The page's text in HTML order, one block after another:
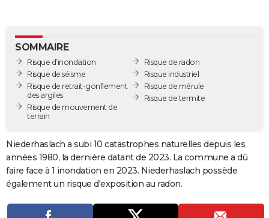
GUIDES D'ACHAT
BONS PLANS
CARTE DE VOEUX
Carte de Noël
Carte Bonne année
Carte Saint-Valentin
Carte Pâques
Carte d'anniversaire
DICTIONNAIRE
COPAINS D'AVANT
S'inscrire
Se connecter
Lycées
Collèges
Primaires
Universités
Entreprises
Service militaire
Avis de recherche
AVIS DE DÉCÈS
SOMMAIRE
Risque d’inondation
Risque de séisme
Risque de retrait-gonflement
des argiles
Risque de mouvement de
terrain
Risque de radon
Risque industriel
Risque de mérule
Risque de termite
Niederhaslach a subi 10 catastrophes naturelles depuis les
années 1980, la dernière datant de 2023. La commune a dû
faire face à 1 inondation en 2023. Niederhaslach possède
également un risque d'exposition au radon.